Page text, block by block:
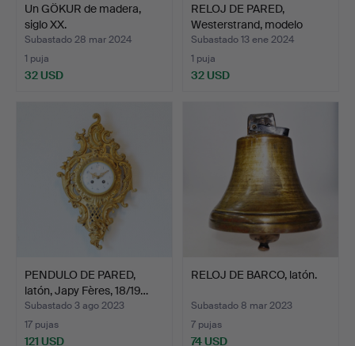
Un GÖKUR de madera,
siglo XX.
Subastado 28 mar 2024
1 puja
32 USD
RELOJ DE PARED,
Westerstrand, modelo
peque…
Subastado 13 ene 2024
1 puja
32 USD
PENDULO DE PARED,
latón, Japy Fères, 18/19…
Subastado 3 ago 2023
17 pujas
121 USD
RELOJ DE BARCO, latón.
Subastado 8 mar 2023
7 pujas
74 USD